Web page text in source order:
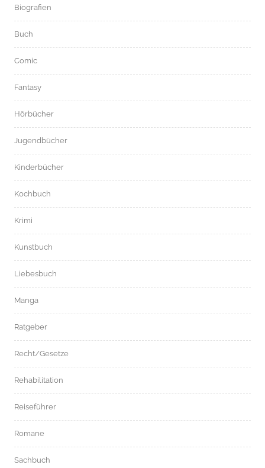
Biografien
Buch
Comic
Fantasy
Hörbücher
Jugendbücher
Kinderbücher
Kochbuch
Krimi
Kunstbuch
Liebesbuch
Manga
Ratgeber
Recht/Gesetze
Rehabilitation
Reiseführer
Romane
Sachbuch